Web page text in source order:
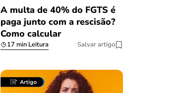
A multa de 40% do FGTS é
paga junto com a rescisão?
Como calcular
17 min Leitura Salvar artigo